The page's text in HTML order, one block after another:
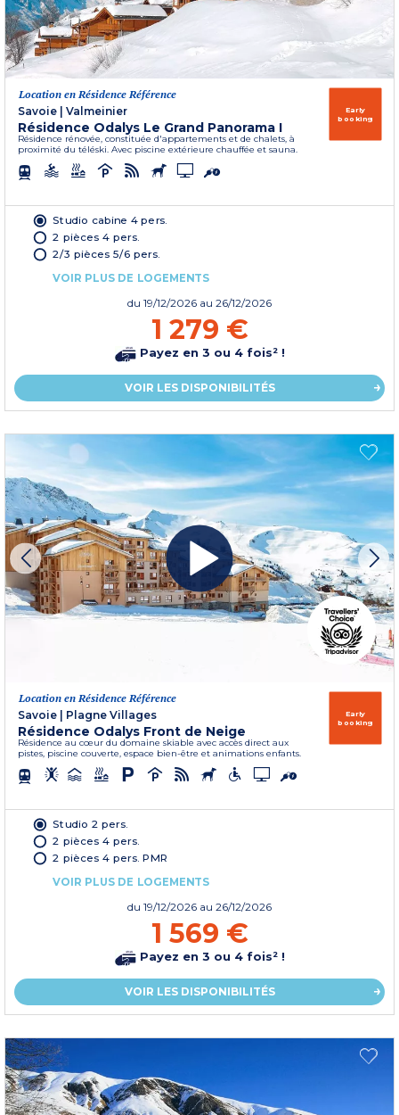
Location en Résidence Référence
Savoie | Valmeinier
Résidence Odalys Le Grand Panorama I
Résidence rénovée, constituée d'appartements et de chalets, à
proximité du téléski. Avec piscine extérieure chauffée et sauna.
Early
booking
Studio cabine 4 pers.
2 pièces 4 pers.
2/3 pièces 5/6 pers.
VOIR PLUS DE LOGEMENTS
du 19/12/2026 au 26/12/2026
1 279 €
Payez en 3 ou 4 fois² !
VOIR LES DISPONIBILITÉS
Location en Résidence Référence
Savoie
Plagne Villages
Résidence Odalys Front de Neige
Résidence au cœur du domaine skiable avec accès direct aux
pistes, piscine couverte, espace bien-être et animations enfants.
Early
booking
Studio 2 pers.
2 pièces 4 pers.
2 pièces 4 pers. PMR
VOIR PLUS DE LOGEMENTS
du 19/12/2026 au 26/12/2026
1 569 €
Payez en 3 ou 4 fois² !
VOIR LES DISPONIBILITÉS